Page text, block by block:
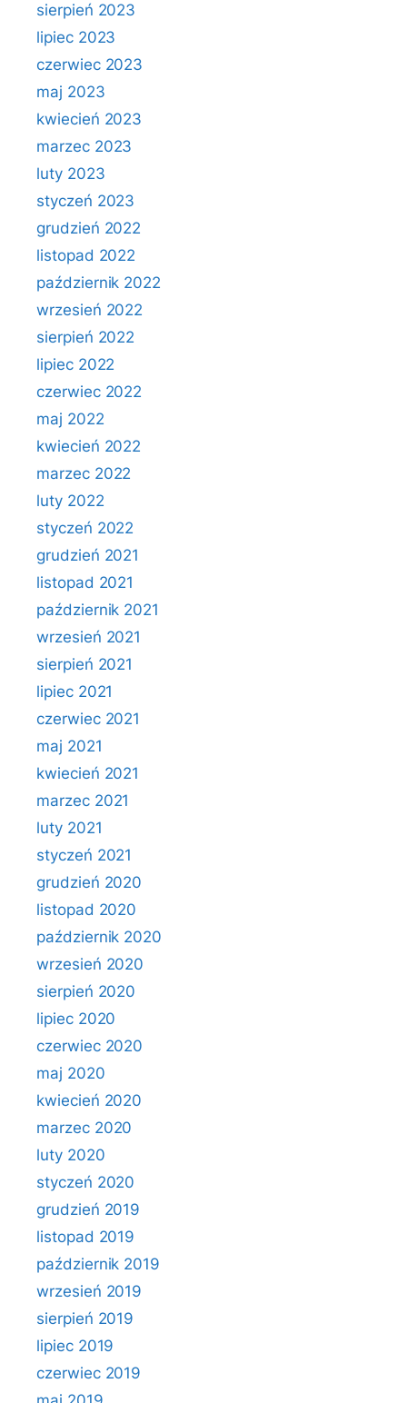
sierpień 2023
lipiec 2023
czerwiec 2023
maj 2023
kwiecień 2023
marzec 2023
luty 2023
styczeń 2023
grudzień 2022
listopad 2022
październik 2022
wrzesień 2022
sierpień 2022
lipiec 2022
czerwiec 2022
maj 2022
kwiecień 2022
marzec 2022
luty 2022
styczeń 2022
grudzień 2021
listopad 2021
październik 2021
wrzesień 2021
sierpień 2021
lipiec 2021
czerwiec 2021
maj 2021
kwiecień 2021
marzec 2021
luty 2021
styczeń 2021
grudzień 2020
listopad 2020
październik 2020
wrzesień 2020
sierpień 2020
lipiec 2020
czerwiec 2020
maj 2020
kwiecień 2020
marzec 2020
luty 2020
styczeń 2020
grudzień 2019
listopad 2019
październik 2019
wrzesień 2019
sierpień 2019
lipiec 2019
czerwiec 2019